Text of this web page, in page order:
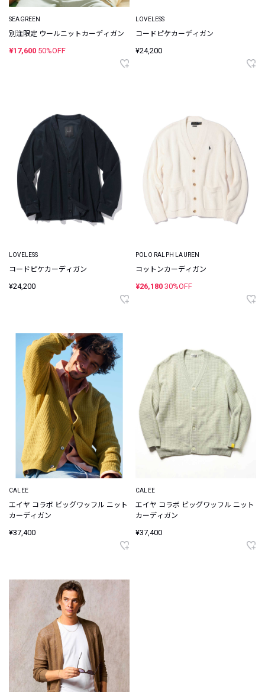
SEAGREEN
別注限定 ウールニットカーディガン
¥17,600 50%OFF
LOVELESS
コードピケカーディガン
¥24,200
LOVELESS
コードピケカーディガン
¥24,200
POLO RALPH LAUREN
コットンカーディガン
¥26,180 30%OFF
CALEE
エイヤ コラボ ビッグワッフル ニット
カーディガン
¥37,400
CALEE
エイヤ コラボ ビッグワッフル ニット
カーディガン
¥37,400